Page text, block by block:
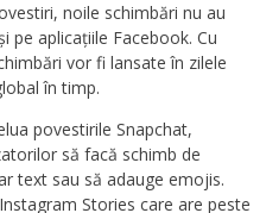
noile schimbări nu au
pe aplicațiile Facebook. Cu
vor fi lansate în zilele
în timp.
povestirile Snapchat,
să facă schimb de
text sau să adauge emojis.
Stories care are peste